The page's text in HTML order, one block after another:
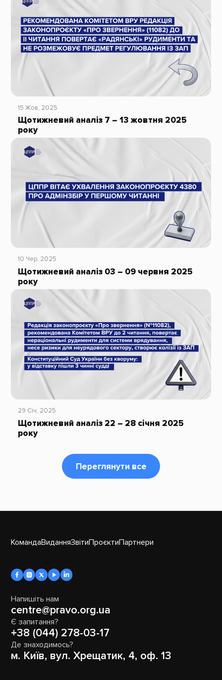
15 Жов, 2025
Щотижневий аналіз 7 – 13 жовтня 2025
року
10 Чер, 2025
Щотижневий аналіз 03 – 09 червня 2025
року
29 Січ, 2025
Щотижневий аналіз 22 – 28 січня 2025
року
Переглянути все
КомандаВиданняЗвітиПроєктиПартнери
Напишіть нам
centre@pravo.org.ua
Є запитання?
+38 (044) 278-03-17
Де знаходимось?
м. Київ, вул. Хрещатик, 4, оф. 13